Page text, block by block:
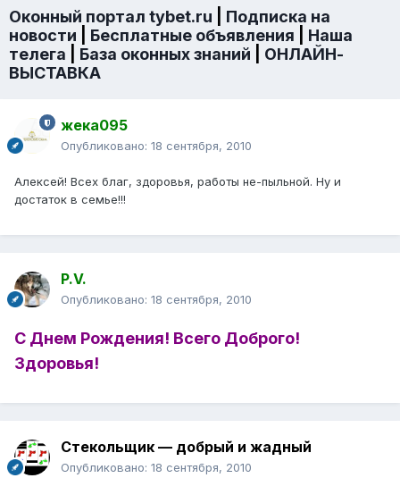
Оконный портал tybet.ru
Подписка на
новости
Бесплатные объявления
Наша
телега
База оконных знаний
ОНЛАЙН-
ВЫСТАВКА
жека095
Опубликовано: 18 сентября, 2010
Алексей! Всех благ, здоровья, работы не-пыльной. Ну и
достаток в семье!!!
P.V.
Опубликовано: 18 сентября, 2010
С Днем Рождения! Всего Доброго!
Здоровья!
Стекольщик — добрый и жадный
Опубликовано: 18 сентября, 2010